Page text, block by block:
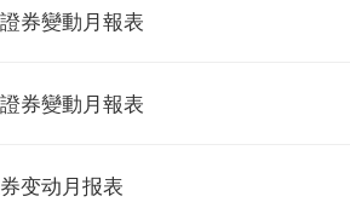
券變動月報表
券變動月報表
变动月报表